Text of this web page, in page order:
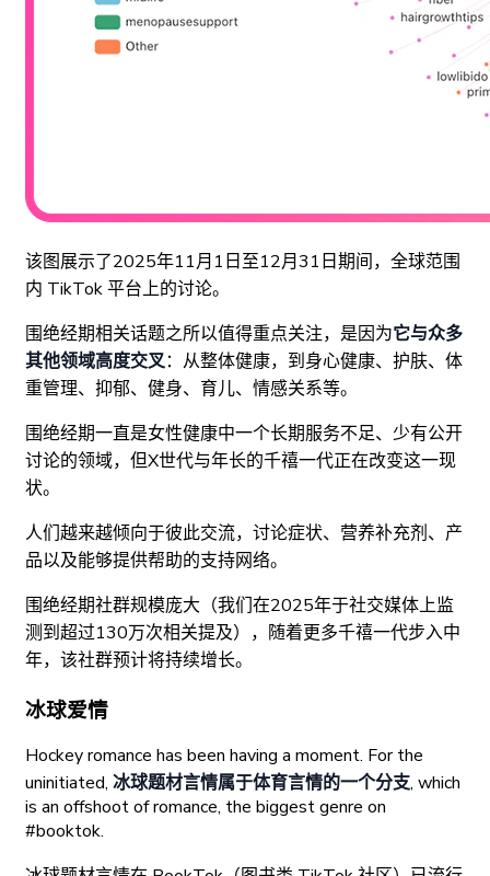
该图展示了2025年11月1日至12月31日期间，全球范围
内 TikTok 平台上的讨论。
围绝经期相关话题之所以值得重点关注，是因为它与众多
其他领域高度交叉：从整体健康，到身心健康、护肤、体
重管理、抑郁、健身、育儿、情感关系等。
围绝经期一直是女性健康中一个长期服务不足、少有公开
讨论的领域，但X世代与年长的千禧一代正在改变这一现
状。
人们越来越倾向于彼此交流，讨论症状、营养补充剂、产
品以及能够提供帮助的支持网络。
围绝经期社群规模庞大（我们在2025年于社交媒体上监
测到超过130万次相关提及），随着更多千禧一代步入中
年，该社群预计将持续增长。
冰球爱情
Hockey romance has been having a moment. For the
uninitiated, 冰球题材言情属于体育言情的一个分支, which
is an offshoot of romance, the biggest genre on
#booktok.